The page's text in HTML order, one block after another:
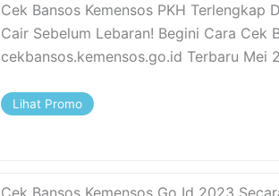
Cek Bansos Kemensos PKH Terlengkap
Cair Sebelum Lebaran! Begini Cara Cek
cekbansos.kemensos.go.id Terbaru Mei
Lihat Promo
Cek Bansos Kemensos Go Id 2023